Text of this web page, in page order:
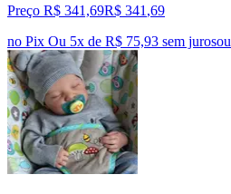
Preço R$ 341,69R$ 341 ,69
no Pix Ou 5x de R$ 75,93 sem jurosou